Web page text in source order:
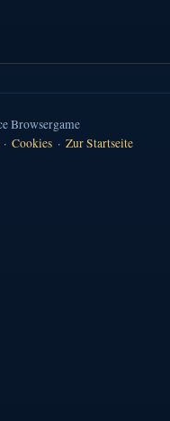
Browsergame
· Cookies · Zur Startseite